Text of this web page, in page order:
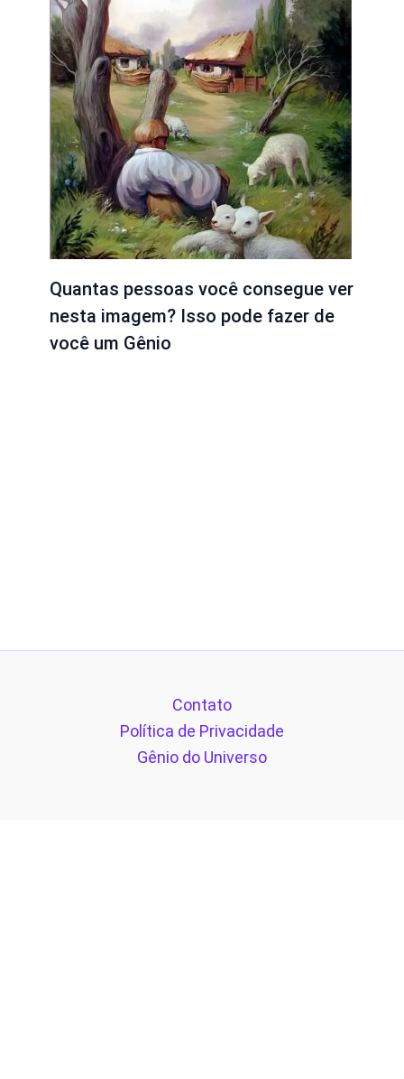
Quantas pessoas você consegue ver
nesta imagem? Isso pode fazer de
você um Gênio
Contato
Política de Privacidade
Gênio do Universo